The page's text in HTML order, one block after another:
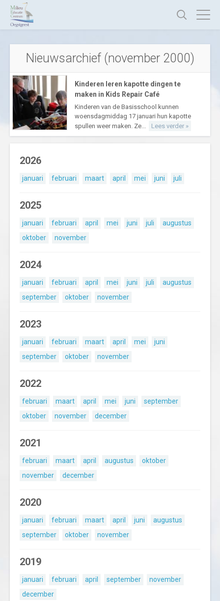
Nieuwsarchief (november 2000)
Kinderen leren kapotte dingen te
maken in Kids Repair Café
Kinderen van de Basisschool kunnen
woensdagmiddag 17 januari hun kapotte
spullen weer maken. Ze...
Lees verder »
2026
januari februari maart april mei juni juli
2025
januari februari april mei juni juli
augustus
oktober
november
2024
januari februari april mei juni juli
augustus
september
oktober november
2023
januari februari maart april mei
juni
september
oktober november
2022
februari maart april mei juni
september
oktober
november december
2021
februari maart april augustus
oktober
november
december
2020
januari februari maart april juni
augustus
september
oktober november
2019
januari februari april september
november
december